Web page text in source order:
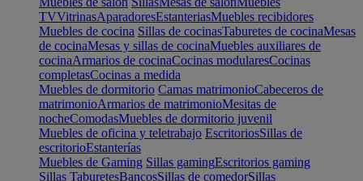
TVVitrinasAparadoresEstanteriasMuebles recibidores
Muebles de cocina Sillas de cocinasTaburetes de cocinaMesas
de cocinaMesas y sillas de cocinaMuebles auxiliares de
cocinaArmarios de cocinaCocinas modularesCocinas
completasCocinas a medida
Muebles de dormitorio Camas matrimonioCabeceros de
matrimonioArmarios de matrimonioMesitas de
nocheComodasMuebles de dormitorio juvenil
Muebles de oficina y teletrabajo EscritoriosSillas de
escritorioEstanterías
Muebles de Gaming Sillas gamingEscritorios gaming
Sillas TaburetesBancosSillas de comedorSillas